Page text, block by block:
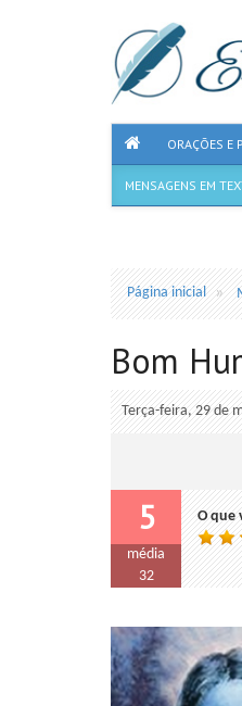
ORAÇÕES E
MENSAGENS EM
Página inicial
Bom
Terça-feira, 29 de
5
média
32
O que